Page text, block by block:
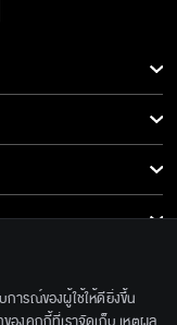
การณ์ของผู้ใช้ให้ดียิ่งขึ้น